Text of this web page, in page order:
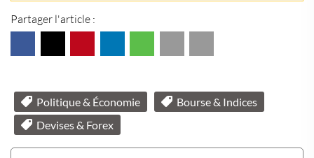
Partager l'article :
Politique & Économie
Bourse & Indices
Devises & Forex